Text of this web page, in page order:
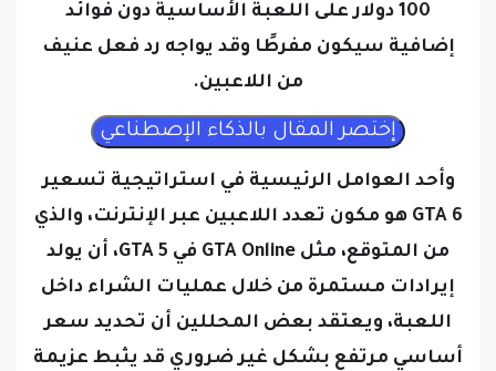
100 دولار على اللعبة الأساسية دون فوائد
إضافية سيكون مفرطًا وقد يواجه رد فعل عنيف
من اللاعبين.
وأحد العوامل الرئيسية في استراتيجية تسعير
GTA 6 هو مكون تعدد اللاعبين عبر الإنترنت، والذي
من المتوقع، مثل GTA Online في GTA 5، أن يولد
إيرادات مستمرة من خلال عمليات الشراء داخل
اللعبة، ويعتقد بعض المحللين أن تحديد سعر
أساسي مرتفع بشكل غير ضروري قد يثبط عزيمة